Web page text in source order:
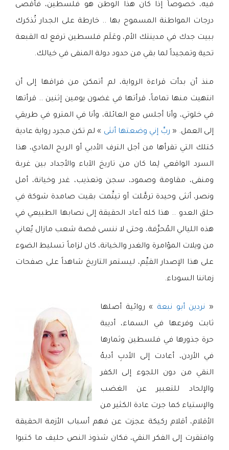
فيه، خصوصاً إذا كان هذا الوطن هو فلسطين، فأقصى
درجات المواطنة المسموح بها .. خارطة على الجدار تُذكرك
ببيت جدك في مدينتك الأم، وعَلَم فلسطين ترفع له القبعة
تحية وتمجيداً لما بقي من حدود دولة المنفى في خيالك.
منذ أن بدأت قراءة الرواية، لم أتمكن من فراقها إلى أن
انتهيت منها تماماً، قرأتها في غضون يومين إثنين .. قرأتها
في خلوتي، وأنا أجلس مع العائلة، وأنا في المترو في طريقي
إلى العمل. « ربِّ إني وضعتها أنثى » لم تكن مجرد رواية عادية
كتلك التي تقرأها من أجل الترف الأدبي أو الربح المادي، هذا
السرد الواقعي لِما كان من تاريخ الآباء والأجداد بين غربة
ومنفى، مقاومة وصمود، سجن وتعذيب، غدر وخيانة، أمل
ونصر، أنثى وحيدة ترمَّلت أو تيتَّمت بقيت صامدة شوكة في
حلق العدو .. هذا كله أعاد الحقيقة إلى نصابها الطبيعي في
هذه الليالي المُحرَّفة، وحتى لا ننسى قصة شعب مازال يُعاني
من ويلات المؤامرة والغدر والخيانة، كان لزاماً تسليط الضوء
على هذا الإصدار القيِّم، ليستمر التاريخ شاهداً على صفحات
زماننا السوداء.
« نردين أبو نبعة » روائية أصلها
ثابت وفرعها في السماء، أديبة
حرة جذورها في فلسطين وثمارها
في الأردن، أعادت إلى الأدبِ أدبهُ
النقي من دون اللجوء إلى الكفر
والإلحاد للتعبير عن الغضب
والإستياء كما جرت عادة الكثير من
الأقلام، أقلام ركيكة عجزت عن فهم أسباب الأزمة الحقيقة
وافتقرت إلى الفكر النقي، فكان شذوذ النص حليف ما كتبوا